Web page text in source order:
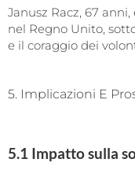
Janusz Racz, 67
nel Regno Unito,
e il coraggio dei
5. Implicazioni E
5.1 Impatto sulla